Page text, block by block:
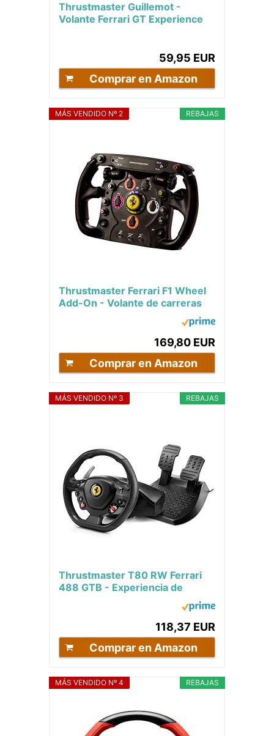
Thrustmaster Guillemot -
Volante Ferrari GT Experience
59,95 EUR
Comprar en Amazon
REBAJAS
MÁS VENDIDO Nº 2
Thrustmaster Ferrari F1 Wheel
Add-On - Volante de carreras
desmontable que incorpora el
169,80 EUR
Comprar en Amazon
REBAJAS
MÁS VENDIDO Nº 3
Thrustmaster T80 RW Ferrari
488 GTB - Experiencia de
118,37 EUR
Comprar en Amazon
REBAJAS
MÁS VENDIDO Nº 4